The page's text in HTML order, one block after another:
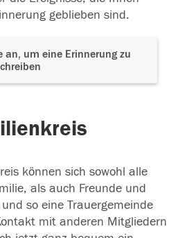
geblieben sind.
an, um eine Erinnerung zu
können sich sowohl alle
als auch Freunde und
so eine Trauergemeinde
mit anderen Mitgliedern